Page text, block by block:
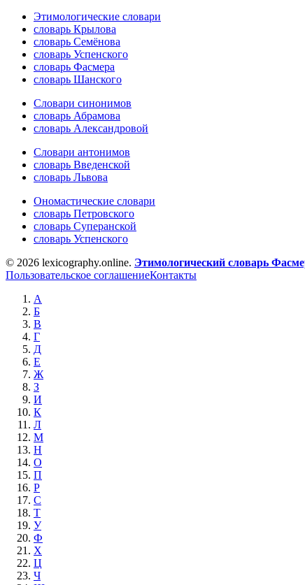
Этимологические словари
словарь Крылова
словарь Семёнова
словарь Успенского
словарь Фасмера
словарь Шанского
Словари синонимов
словарь Абрамова
словарь Александровой
Словари антонимов
словарь Введенской
словарь Львова
Ономастические словари
словарь Петровского
словарь Суперанской
словарь Успенского
© 2026 lexicography.online. Этимологический словарь
Пользовательское соглашениеКонтакты
А
Б
В
Г
Д
Е
Ж
З
И
К
Л
М
Н
О
П
Р
С
Т
У
Ф
Х
Ц
Ч